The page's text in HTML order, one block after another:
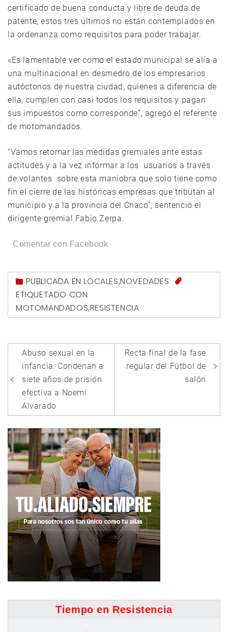
certificado de buena conducta y libre de deuda de
patente, estos tres últimos no están contemplados en
la ordenanza como requisitos para poder trabajar.
«Es lamentable ver como el estado municipal se alía a
una multinacional en desmedro de los empresarios
autóctonos de nuestra ciudad, quienes a diferencia de
ella, cumplen con casi todos los requisitos y pagan
sus impuestos como corresponde”, agregó el referente
de motomandados.
“Vamos retomar las medidas gremiales ante estas
actitudes y a la vez informar a los usuarios a través
de volantes sobre esta maniobra que solo tiene como
fin el cierre de las históricas empresas que tributan al
municipio y a la provincia del Chaco”, sentenció el
dirigente gremial Fabio Zerpa.
Comentar con Facebook
PUBLICADA ENLOCALES,NOVEDADES
ETIQUETADO CON
MOTOMANDADOS,RESISTENCIA
Navegación
de
entradas
Abuso sexual en la
infancia: Condenan a
siete años de prisión
efectiva a Noemí
Alvarado
Recta final de la fase
regular del Fútbol de
salón
Tiempo en Resistencia